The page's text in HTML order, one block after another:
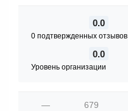
0.0
0 подтвержденных отзывов
0.0
Уровень организации
— 679